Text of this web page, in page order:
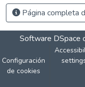
Página completa
Software DSpace
Configuración
de cookies